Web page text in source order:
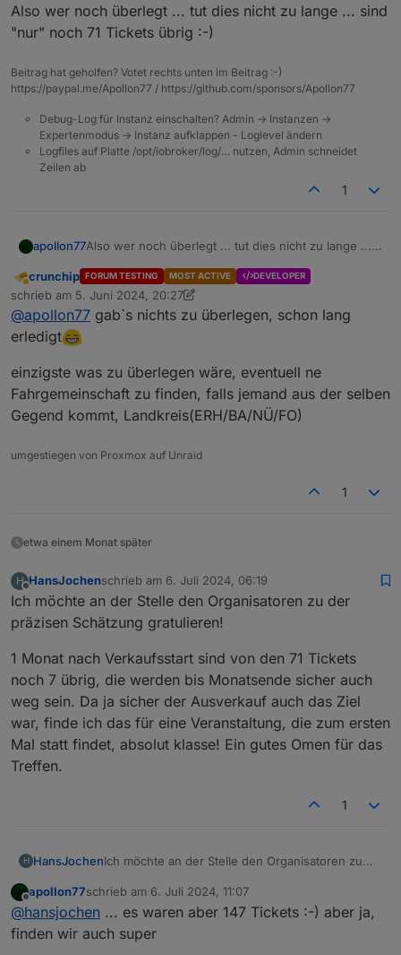
Euer ioBroker Team
Also wer noch überlegt ... tut dies nicht zu lange ... sind
"nur" noch 71 Tickets übrig :-)
Beitrag hat geholfen? Votet rechts unten im Beitrag :-)
https://paypal.me/Apollon77 / https://github.com/sponsors/Apollon77
Debug-Log für Instanz einschalten? Admin -> Instanzen ->
Expertenmodus -> Instanz aufklappen - Loglevel ändern
Logfiles auf Platte /opt/iobroker/log/… nutzen, Admin schneidet
Zeilen ab
1
apollon77Also wer noch überlegt ... tut dies nicht zu lange ...
Abwesend
crunchip FORUM TESTING MOST ACTIVE DEVELOPER
schrieb am 5. Juni 2024, 20:27
zuletzt editiert von crunchip6. Mai 2024, 22:31
@apollon77 gab`s nichts zu überlegen, schon lang
erledigt
einzigste was zu überlegen wäre, eventuell ne
Fahrgemeinschaft zu finden, falls jemand aus der selben
Gegend kommt, Landkreis(ERH/BA/NÜ/FO)
umgestiegen von Proxmox auf Unraid
1
etwa einem Monat später
H
Offline
HansJochenschrieb am 6. Juli 2024, 06:19
zuletzt editiert von
Ich möchte an der Stelle den Organisatoren zu der
präzisen Schätzung gratulieren!
1 Monat nach Verkaufsstart sind von den 71 Tickets
noch 7 übrig, die werden bis Monatsende sicher auch
weg sein. Da ja sicher der Ausverkauf auch das Ziel
war, finde ich das für eine Veranstaltung, die zum ersten
Mal statt findet, absolut klasse! Ein gutes Omen für das
Treffen.
1
H HansJochenIch möchte an der Stelle den Organisatoren zu
1 Monat nach Verkaufsstart sind von den 71
Tickets noch 7 übrig, die werden bis Monatsende
sicher auch weg sein. Da ja sicher der
Ausverkauf auch das Ziel war, finde ich das für
Offline
apollon77schrieb am 6. Juli 2024, 11:07
zuletzt editiert von
@hansjochen ... es waren aber 147 Tickets :-) aber ja,
finden wir auch super